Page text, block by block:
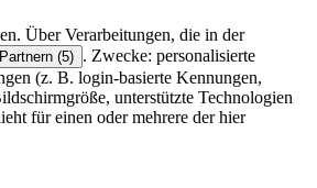
Über Verarbeitungen, die in der
Partnern (5) . Zwecke: personalisierte
(z. B. login-basierte Kennungen,
unterstützte Technologien
für einen oder mehrere der hier